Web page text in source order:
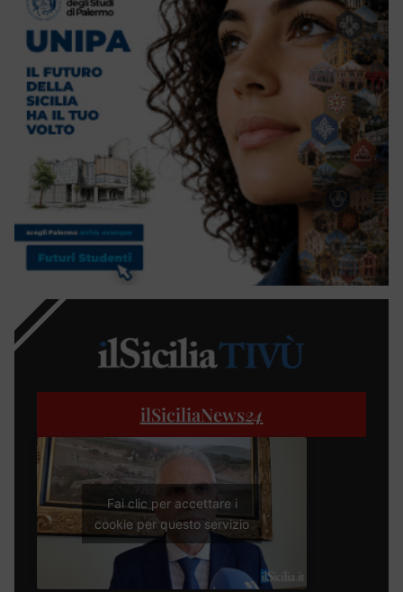
ilSiciliaNews24
Fai clic per accettare i
cookie per questo servizio